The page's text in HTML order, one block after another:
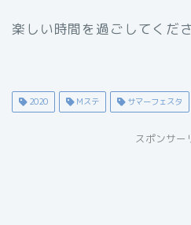
楽しい時間を過ごしてくださ
2020 Mステ サマーフェスタ
スポンサー